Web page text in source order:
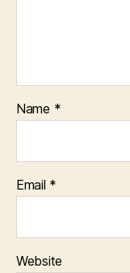
Name *
Email *
Website